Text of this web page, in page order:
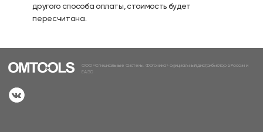
другого способа оплаты, стоимость будет
пересчитана.
ООО «Специальные Системы. Фотоника» официальный дистрибьютор в России и
ЕАЭС